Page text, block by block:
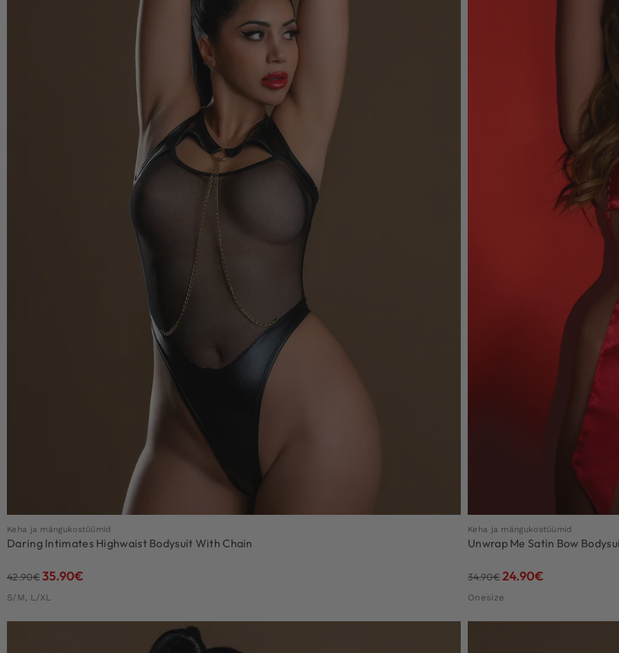
Keha ja mängukostüümid
Daring Intimates Highwaist Bodysuit With Chain
42.90€35.90€
S/M, L/XL
Keha ja mängukostüümid
Unwrap Me Satin Bow
34.90€24.90€
Onesize